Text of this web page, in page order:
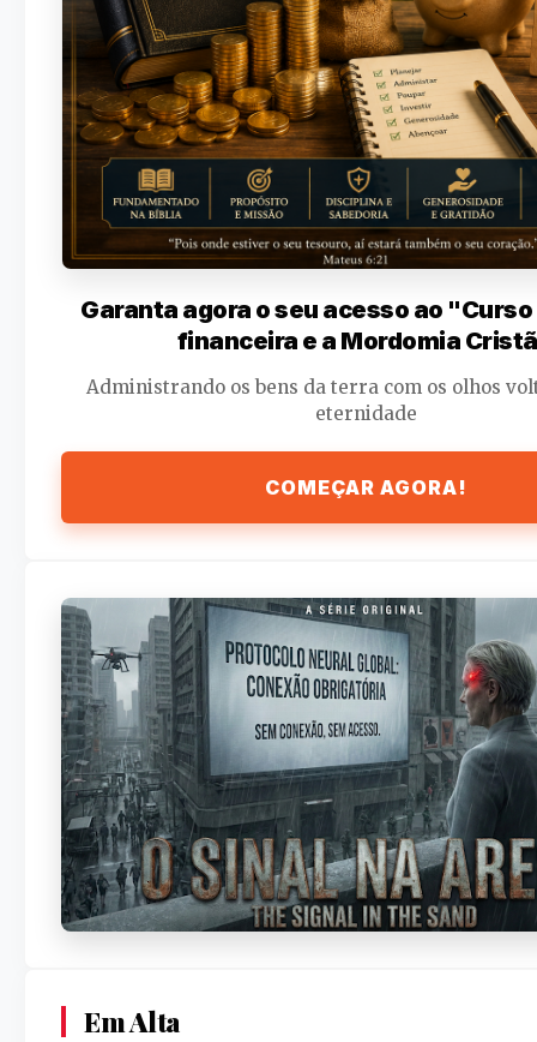
Garanta agora o seu acesso ao
financeira e a Mordomia
Administrando os bens da terra com os olhos
eternidade
COMEÇAR AGORA!
Em Alta